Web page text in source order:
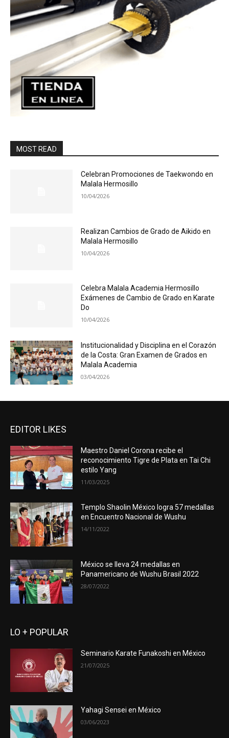
MOST READ
Celebran Promociones de Taekwondo en
Malala Hermosillo
10/04/2026
Realizan Cambios de Grado de Aikido en
Malala Hermosillo
10/04/2026
Celebra Malala Academia Hermosillo
Exámenes de Cambio de Grado en Karate
Do
10/04/2026
Institucionalidad y Disciplina en el Corazón
de la Costa: Gran Examen de Grados en
Malala Academia
03/04/2026
EDITOR LIKES
Maestro Daniel Corona recibe el
reconocimiento Tigre de Plata en Tai Chi
estilo Yang
11/03/2025
Templo Shaolin México logra 57 medallas
en Encuentro Nacional de Wushu
14/11/2022
México se lleva 24 medallas en
Panamericano de Wushu Brasil 2022
28/07/2022
LO + POPULAR
Seminario Karate Funakoshi en México
21/07/2025
Yahagi Sensei en México
03/06/2023